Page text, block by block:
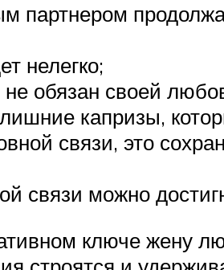
партнером
нелегко;
обязан своей
капризы,
связи, это
связи можно
ключе жену